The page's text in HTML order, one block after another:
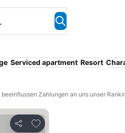
Serviced apartment Resort
beeinflussen Zahlungen an uns unser
Teilen
Zu Favoriten hinzufügen